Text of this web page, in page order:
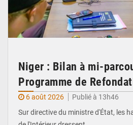
Niger : Bilan à mi-
Programme de
6 août 2026
Publié à 13h46
Sur directive du ministre d'État, les